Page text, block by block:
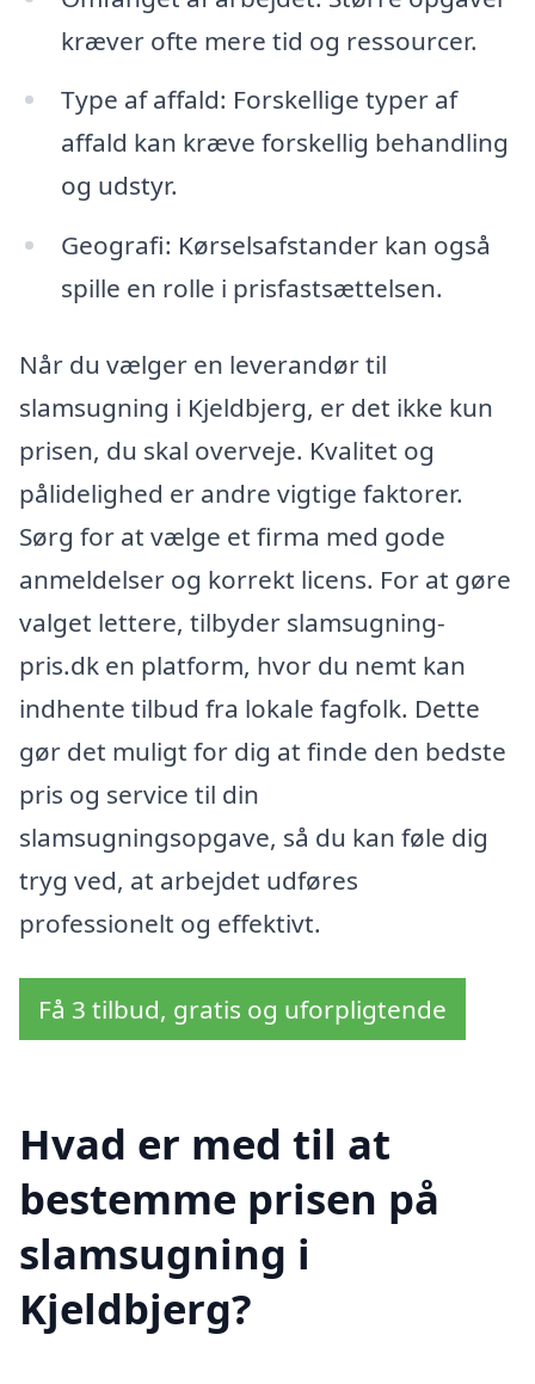
kræver ofte mere tid og ressourcer.
Type af affald: Forskellige typer af
affald kan kræve forskellig behandling
og udstyr.
Geografi: Kørselsafstander kan også
spille en rolle i prisfastsættelsen.
Når du vælger en leverandør til
slamsugning i Kjeldbjerg, er det ikke kun
prisen, du skal overveje. Kvalitet og
pålidelighed er andre vigtige faktorer.
Sørg for at vælge et firma med gode
anmeldelser og korrekt licens. For at gøre
valget lettere, tilbyder slamsugning-
pris.dk en platform, hvor du nemt kan
indhente tilbud fra lokale fagfolk. Dette
gør det muligt for dig at finde den bedste
pris og service til din
slamsugningsopgave, så du kan føle dig
tryg ved, at arbejdet udføres
professionelt og effektivt.
Få 3 tilbud, gratis og uforpligtende
Hvad er med til at
bestemme prisen på
slamsugning i
Kjeldbjerg?